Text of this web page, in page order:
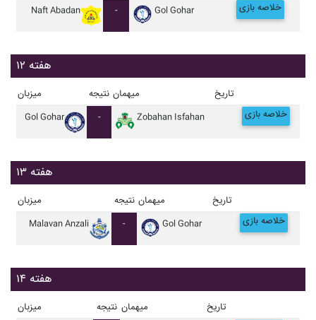
Naft Abadan - Gol Gohar خلاصه بازی
هفته ۱۲
میزبان نتیجه میهمان تاریخ
Gol Gohar - Zobahan Isfahan خلاصه بازی
هفته ۱۳
میزبان نتیجه میهمان تاریخ
Malavan Anzali - Gol Gohar خلاصه بازی
هفته ۱۴
میزبان نتیجه میهمان تاریخ